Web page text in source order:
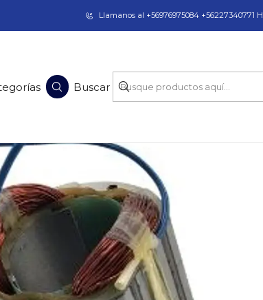
en Chile | Venta, Arriendo y
Buscar
Llamanos al +56976975084 +56227340771